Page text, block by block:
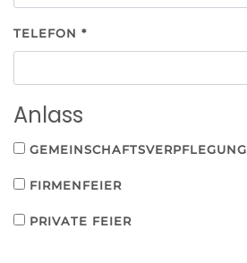
TELEFON *
Anlass
GEMEINSCHAFTSVERPFLEGUNG
FIRMENFEIER
PRIVATE FEIER